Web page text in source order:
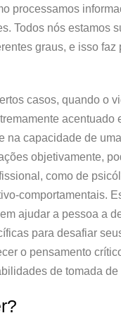
processamos
Todos nós estamos
graus, e isso faz
casos, quando o
acentuado
na capacidade de
objetivamente,
como de
comportamentais.
ajudar a pessoa a
para desafiar
o pensamento
de tomada de